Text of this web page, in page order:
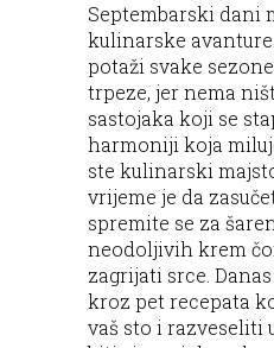
Septembarski dani
kulinarske
potaži svake
trpeze, jer nema
sastojaka koji se
harmoniji koja
ste kulinarski
vrijeme je da
spremite se za
neodoljivih krem
zagrijati srce.
kroz pet recepata
vaš sto i razveseliti